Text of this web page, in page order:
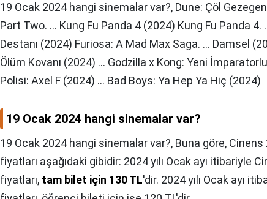
19 Ocak 2024 hangi sinemalar var?, Dune: Çöl
Part Two. ... Kung Fu Panda 4 (2024) Kung Fu Panda 4.
Destanı (2024) Furiosa: A Mad Max Saga. ... Damsel
Ölüm Kovanı (2024) ... Godzilla x Kong: Yeni
Polisi: Axel F (2024) ... Bad Boys: Ya Hep Ya Hiç (2024)
19 Ocak 2024 hangi sinemalar var?
19 Ocak 2024 hangi sinemalar var?, Buna göre,
fiyatları aşağıdaki gibidir: 2024 yılı Ocak ayı itibariyle
fiyatları, tam bilet için 130 TL'dir. 2024 yılı Ocak ayı